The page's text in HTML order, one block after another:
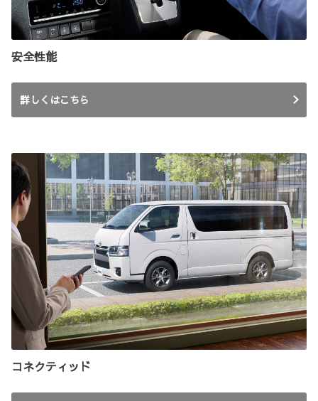
安全性能
詳しくはこちら
コネクティッド